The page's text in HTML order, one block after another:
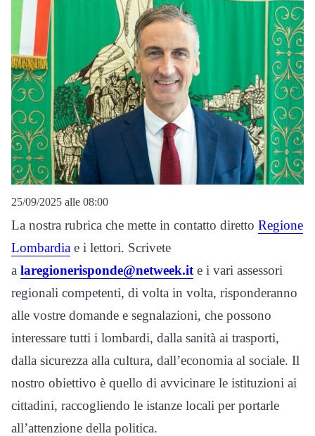
25/09/2025 alle 08:00
La nostra rubrica che mette in contatto diretto Regione
Lombardia e i lettori. Scrivete
a laregionerisponde@netweek.it e i vari assessori
regionali competenti, di volta in volta, risponderanno
alle vostre domande e segnalazioni, che possono
interessare tutti i lombardi, dalla sanità ai trasporti,
dalla sicurezza alla cultura, dall’economia al sociale. Il
nostro obiettivo è quello di avvicinare le istituzioni ai
cittadini, raccogliendo le istanze locali per portarle
all’attenzione della politica.